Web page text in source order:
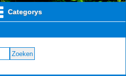
Categorys